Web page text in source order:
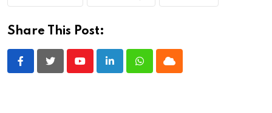
Share This Post:
YoutubeLinkedInWhatsappCloud